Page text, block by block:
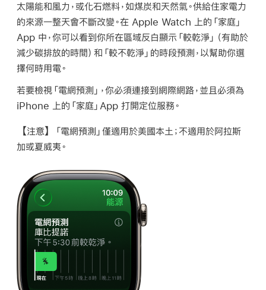
太陽能和風力，或化石燃料，如煤炭和天然氣。供給住家電力
的來源一整天會不斷改變。在 Apple Watch 上的「家庭」
App 中，你可以看到你所在區域反白顯示「較乾淨」（有助於
減少碳排放的時間）和「較不乾淨」的時段預測，以幫助你選
擇何時用電。
若要檢視「電網預測」，你必須連接到網際網路，並且必須為
iPhone 上的「家庭」App 打開定位服務。
【注意】
「電網預測」僅適用於美國本土；不適用於阿拉斯
加或夏威夷。